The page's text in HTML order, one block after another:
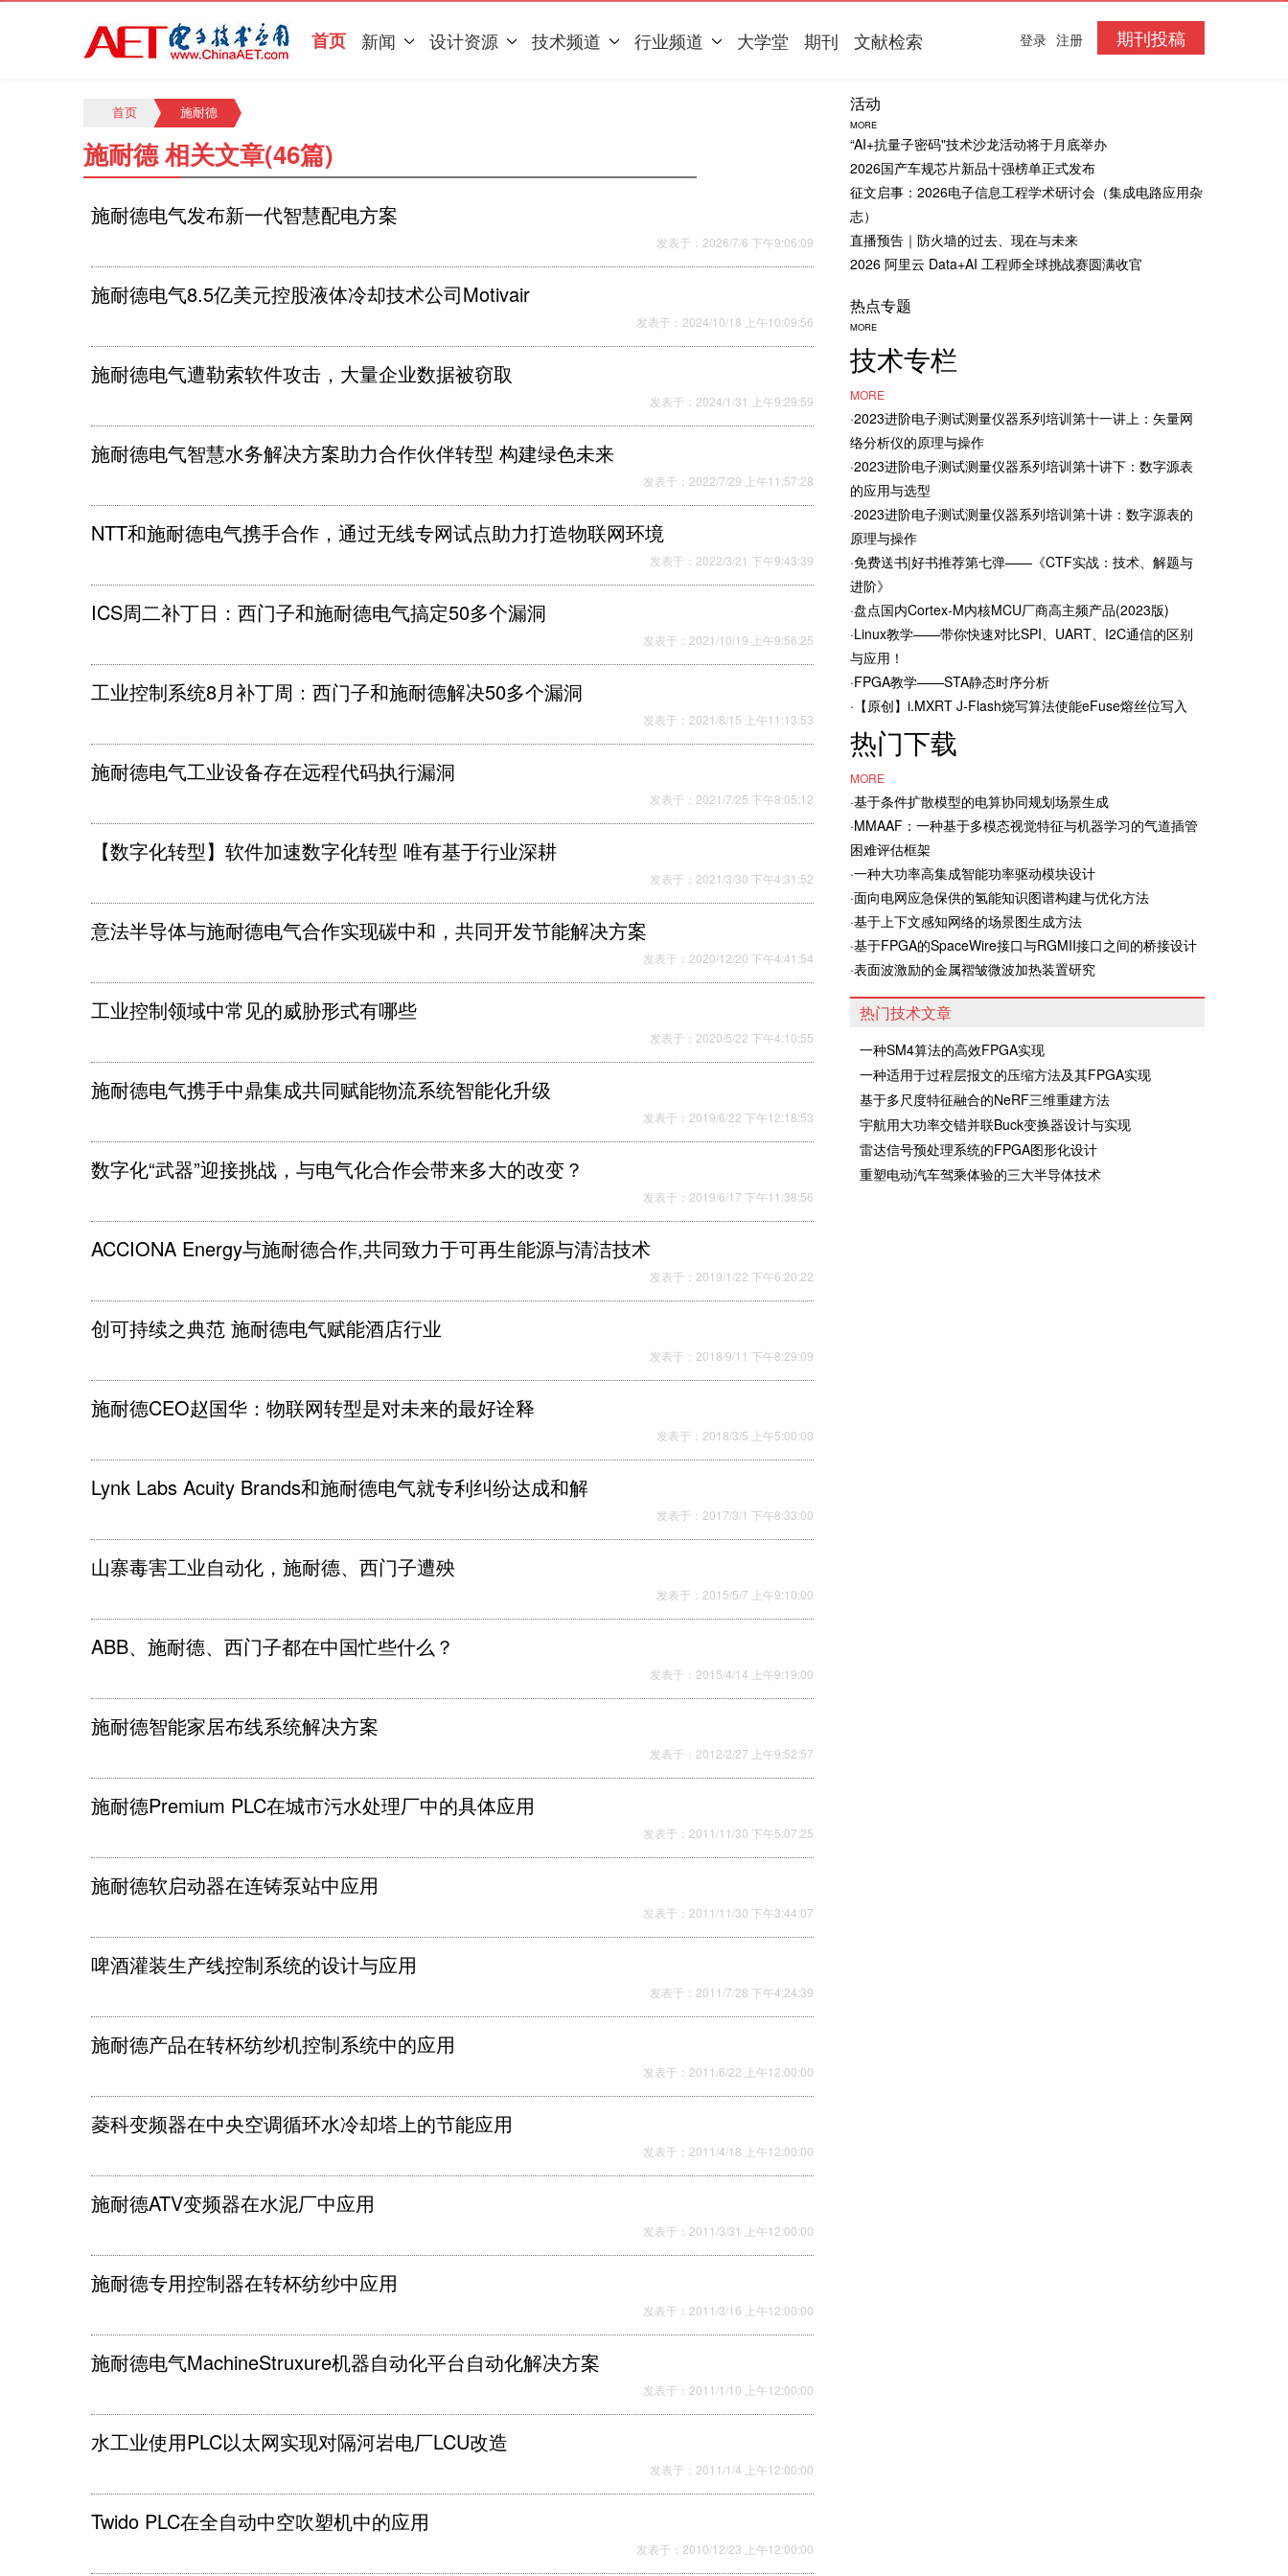
首页 新闻 设计资源 技术频道 行业频道 大学堂 期刊 文献检索 期刊投稿
登录 注册
首页 施耐德
施耐德 相关文章(46篇)
施耐德电气发布新一代智慧配电方案
发表于：2026/7/6 下午9:06:09
施耐德电气8.5亿美元控股液体冷却技术公司Motivair
发表于：2024/10/18 上午10:09:56
施耐德电气遭勒索软件攻击，大量企业数据被窃取
发表于：2024/1/31 上午9:29:59
施耐德电气智慧水务解决方案助力合作伙伴转型 构建绿色未来
发表于：2022/7/29 上午11:57:28
NTT和施耐德电气携手合作，通过无线专网试点助力打造物联网环境
发表于：2022/3/21 下午9:43:39
ICS周二补丁日：西门子和施耐德电气搞定50多个漏洞
发表于：2021/10/19 上午9:56:25
工业控制系统8月补丁周：西门子和施耐德解决50多个漏洞
发表于：2021/8/15 上午11:13:53
施耐德电气工业设备存在远程代码执行漏洞
发表于：2021/7/25 下午8:05:12
【数字化转型】软件加速数字化转型 唯有基于行业深耕
发表于：2021/3/30 下午4:31:52
意法半导体与施耐德电气合作实现碳中和，共同开发节能解决方案
发表于：2020/12/20 下午4:41:54
工业控制领域中常见的威胁形式有哪些
发表于：2020/5/22 下午4:10:55
施耐德电气携手中鼎集成共同赋能物流系统智能化升级
发表于：2019/6/22 下午12:18:53
数字化“武器”迎接挑战，与电气化合作会带来多大的改变？
发表于：2019/6/17 下午11:38:56
ACCIONA Energy与施耐德合作,共同致力于可再生能源与清洁技术
发表于：2019/1/22 下午6:20:22
创可持续之典范 施耐德电气赋能酒店行业
发表于：2018/9/11 下午8:29:09
施耐德CEO赵国华：物联网转型是对未来的最好诠释
发表于：2018/3/5 上午5:00:00
Lynk Labs Acuity Brands和施耐德电气就专利纠纷达成和解
发表于：2017/3/1 下午8:33:00
山寨毒害工业自动化，施耐德、西门子遭殃
发表于：2015/5/7 上午9:10:00
ABB、施耐德、西门子都在中国忙些什么？
发表于：2015/4/14 上午9:19:00
施耐德智能家居布线系统解决方案
发表于：2012/2/27 上午9:52:57
施耐德Premium PLC在城市污水处理厂中的具体应用
发表于：2011/11/30 下午5:07:25
施耐德软启动器在连铸泵站中应用
发表于：2011/11/30 下午3:44:07
啤酒灌装生产线控制系统的设计与应用
发表于：2011/7/28 下午4:24:39
施耐德产品在转杯纺纱机控制系统中的应用
发表于：2011/6/22 上午12:00:00
菱科变频器在中央空调循环水冷却塔上的节能应用
发表于：2011/4/18 上午12:00:00
施耐德ATV变频器在水泥厂中应用
发表于：2011/3/31 上午12:00:00
施耐德专用控制器在转杯纺纱中应用
发表于：2011/3/16 上午12:00:00
施耐德电气MachineStruxure机器自动化平台自动化解决方案
发表于：2011/1/10 上午12:00:00
水工业使用PLC以太网实现对隔河岩电厂LCU改造
发表于：2011/1/4 上午12:00:00
Twido PLC在全自动中空吹塑机中的应用
发表于：2010/12/23 上午12:00:00
活动
MORE
“AI+抗量子密码"技术沙龙活动将于月底举办
2026国产车规芯片新品十强榜单正式发布
征文启事：2026电子信息工程学术研讨会（集成电路应用杂
志）
直播预告｜防火墙的过去、现在与未来
2026 阿里云 Data+AI 工程师全球挑战赛圆满收官
热点专题
MORE
技术专栏
MORE
·2023进阶电子测试测量仪器系列培训第十一讲上：矢量网
络分析仪的原理与操作
·2023进阶电子测试测量仪器系列培训第十讲下：数字源表
的应用与选型
·2023进阶电子测试测量仪器系列培训第十讲：数字源表的
原理与操作
·免费送书|好书推荐第七弹——《CTF实战：技术、解题与
进阶》
·盘点国内Cortex-M内核MCU厂商高主频产品(2023版)
·Linux教学——带你快速对比SPI、UART、I2C通信的区别
与应用！
·FPGA教学——STA静态时序分析
·【原创】i.MXRT J-Flash烧写算法使能eFuse熔丝位写入
热门下载
MORE
·基于条件扩散模型的电算协同规划场景生成
·MMAAF：一种基于多模态视觉特征与机器学习的气道插管
困难评估框架
·一种大功率高集成智能功率驱动模块设计
·面向电网应急保供的氢能知识图谱构建与优化方法
·基于上下文感知网络的场景图生成方法
·基于FPGA的SpaceWire接口与RGMII接口之间的桥接设计
·表面波激励的金属褶皱微波加热装置研究
热门技术文章
一种SM4算法的高效FPGA实现
一种适用于过程层报文的压缩方法及其FPGA实现
基于多尺度特征融合的NeRF三维重建方法
宇航用大功率交错并联Buck变换器设计与实现
雷达信号预处理系统的FPGA图形化设计
重塑电动汽车驾乘体验的三大半导体技术